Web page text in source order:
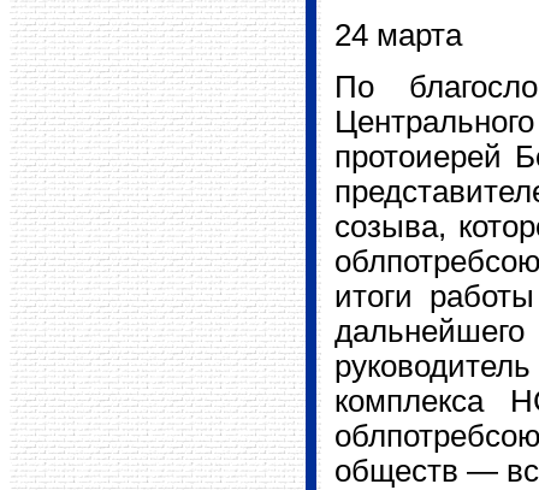
24 марта
По
протоиерей
созыва,
итоги
комплекса
обществ —